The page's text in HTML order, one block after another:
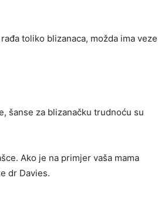
toliko blizanaca, možda ima veze
šanse za blizanačku trudnoću su
Ako je na primjer vaša mama
dr Davies.